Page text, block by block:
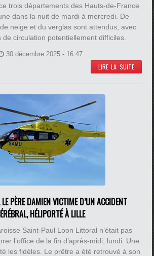
trois départements des Hauts-de-France
dans la nuit de mardi à mercredi. De
neige et du verglas sont attendus, avec
de circulation potentiellement difficiles.
30 décembre 2025 - 16:47
LIRE LA SUITE
PÈRE DAMIEN VICTIME D’UN ACCIDENT
HÉLIPORTÉ À LILLE
Saint-Paul Loon Littoral n’était pas
l’office de la fin d’après-midi, lundi. Une
les fidèles. Le prêtre a été retrouvé à son